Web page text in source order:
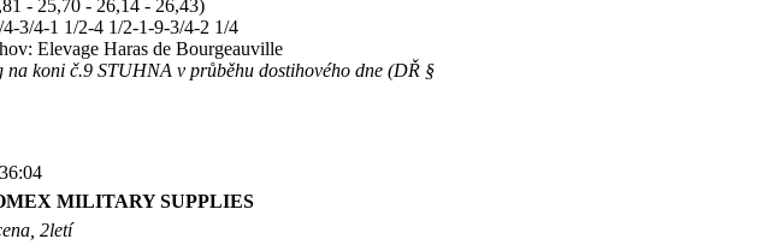
- 25,70 - 26,14 - 26,43)
3/4-1 1/2-4 1/2-1-9-3/4-2 1/4
Elevage Haras de Bourgeauville
na koni č.9 STUHNA v průběhu dostihového dne (DŘ §
MILITARY SUPPLIES
2letí